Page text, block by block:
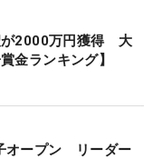
が2000万円獲得 大
金ランキング】
オープン リーダー